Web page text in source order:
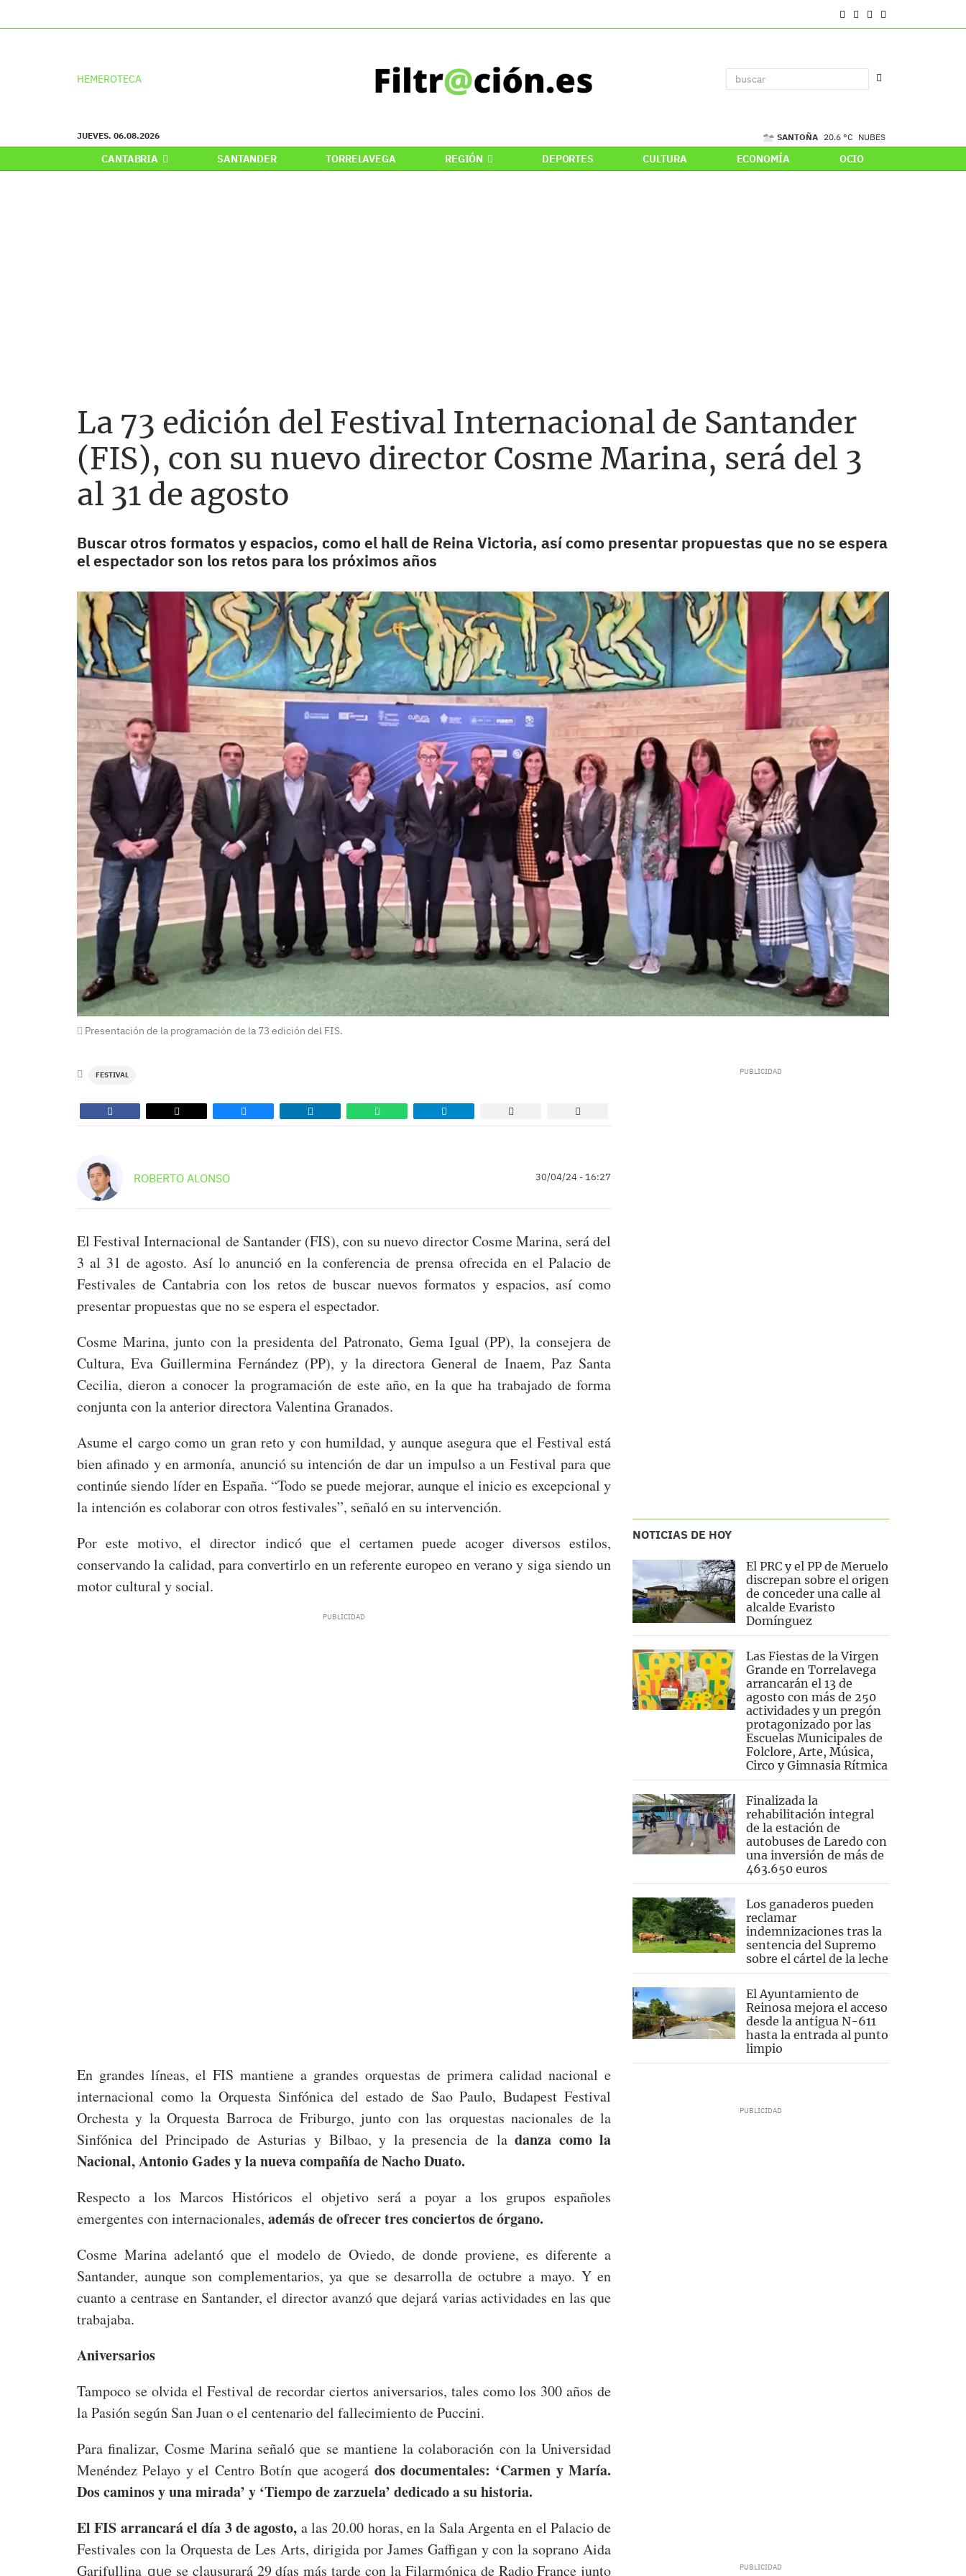
HEMEROTECA
JUEVES. 06.08.2026 SANTOÑA 20.6 °C NUBES
CANTABRIA SANTANDER TORRELAVEGA REGIÓN DEPORTES CULTURA ECONOMÍA OCIO
La 73 edición del Festival Internacional de Santander
(FIS), con su nuevo director Cosme Marina, será del 3
al 31 de agosto
Buscar otros formatos y espacios, como el hall de Reina Victoria, así como presentar propuestas que no se espera
el espectador son los retos para los próximos años
Presentación de la programación de la 73 edición del FIS.
FESTIVAL
ROBERTO ALONSO 30/04/24 - 16:27
El Festival Internacional de Santander (FIS), con su nuevo director Cosme Marina, será del
3 al 31 de agosto. Así lo anunció en la conferencia de prensa ofrecida en el Palacio de
Festivales de Cantabria con los retos de buscar nuevos formatos y espacios, así como
presentar propuestas que no se espera el espectador.
Cosme Marina, junto con la presidenta del Patronato, Gema Igual (PP), la consejera de
Cultura, Eva Guillermina Fernández (PP), y la directora General de Inaem, Paz Santa
Cecilia, dieron a conocer la programación de este año, en la que ha trabajado de forma
conjunta con la anterior directora Valentina Granados.
Asume el cargo como un gran reto y con humildad, y aunque asegura que el Festival está
bien afinado y en armonía, anunció su intención de dar un impulso a un Festival para que
continúe siendo líder en España. “Todo se puede mejorar, aunque el inicio es excepcional y
la intención es colaborar con otros festivales”, señaló en su intervención.
Por este motivo, el director indicó que el certamen puede acoger diversos estilos,
conservando la calidad, para convertirlo en un referente europeo en verano y siga siendo un
motor cultural y social.
En grandes líneas, el FIS mantiene a grandes orquestas de primera calidad nacional e
internacional como la Orquesta Sinfónica del estado de Sao Paulo, Budapest Festival
Orchesta y la Orquesta Barroca de Friburgo, junto con las orquestas nacionales de la
Sinfónica del Principado de Asturias y Bilbao, y la presencia de ladanza como la
Nacional, Antonio Gades y la nueva compañía de Nacho Duato.
Respecto a los Marcos Históricos el objetivo será a poyar a los grupos españoles
emergentes con internacionales, además de ofrecer tres conciertos de órgano.
Cosme Marina adelantó que el modelo de Oviedo, de donde proviene, es diferente a
Santander, aunque son complementarios, ya que se desarrolla de octubre a mayo. Y en
cuanto a centrase en Santander, el director avanzó que dejará varias actividades en las que
trabajaba.
Aniversarios
Tampoco se olvida el Festival de recordar ciertos aniversarios, tales como los 300 años de
la Pasión según San Juan o el centenario del fallecimiento de Puccini.
Para finalizar, Cosme Marina señaló que se mantiene la colaboración con la Universidad
Menéndez Pelayo y el Centro Botín que acogerá dos documentales: ‘Carmen y María.
Dos caminos y una mirada’ y ‘Tiempo de zarzuela’ dedicado a su historia.
El FIS arrancará el día 3 de agosto, a las 20.00 horas, en la Sala Argenta en el Palacio de
Festivales con la Orquesta de Les Arts, dirigida por James Gaffigan y con la soprano Aida
Garifullina que se clausurará 29 días más tarde con la Filarmónica de Radio France junto
NOTICIAS DE HOY
El PRC y el PP de Meruelo
discrepan sobre el origen
de conceder una calle al
alcalde Evaristo
Domínguez
Las Fiestas de la Virgen
Grande en Torrelavega
arrancarán el 13 de
agosto con más de 250
actividades y un pregón
protagonizado por las
Escuelas Municipales de
Folclore, Arte, Música,
Circo y Gimnasia Rítmica
Finalizada la
rehabilitación integral
de la estación de
autobuses de Laredo con
una inversión de más de
463.650 euros
Los ganaderos pueden
reclamar
indemnizaciones tras la
sentencia del Supremo
sobre el cártel de la leche
El Ayuntamiento de
Reinosa mejora el acceso
desde la antigua N-611
hasta la entrada al punto
limpio